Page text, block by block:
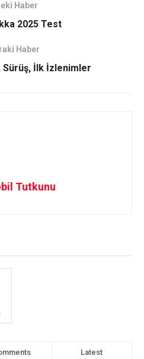
Haber
2025 Test
Haber
Sürüş, İlk İzlenimler
Tutkunu
Latest